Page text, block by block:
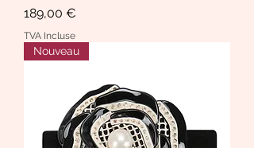
Prix
189,00 €
TVA Incluse
Nouveau